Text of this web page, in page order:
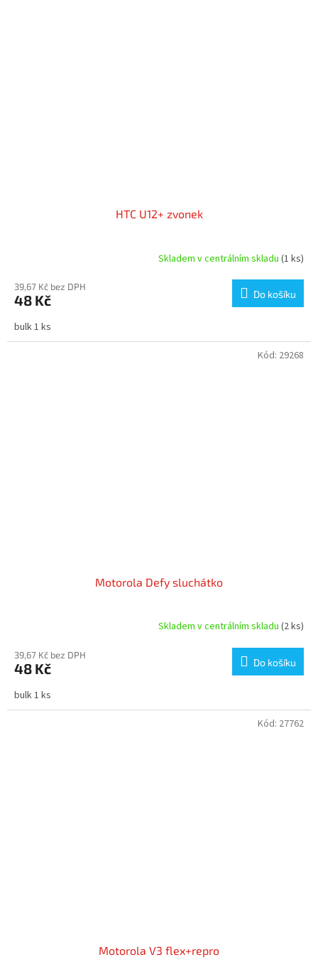
HTC U12+ zvonek
Skladem v centrálním skladu (1 ks)
39,67 Kč bez DPH
48 Kč Do košíku
bulk 1 ks
Motorola Defy sluchátko
Skladem v centrálním skladu (2 ks)
39,67 Kč bez DPH
48 Kč Do košíku
bulk 1 ks
Kód: 29268
Motorola V3 flex+repro
Kód: 27762